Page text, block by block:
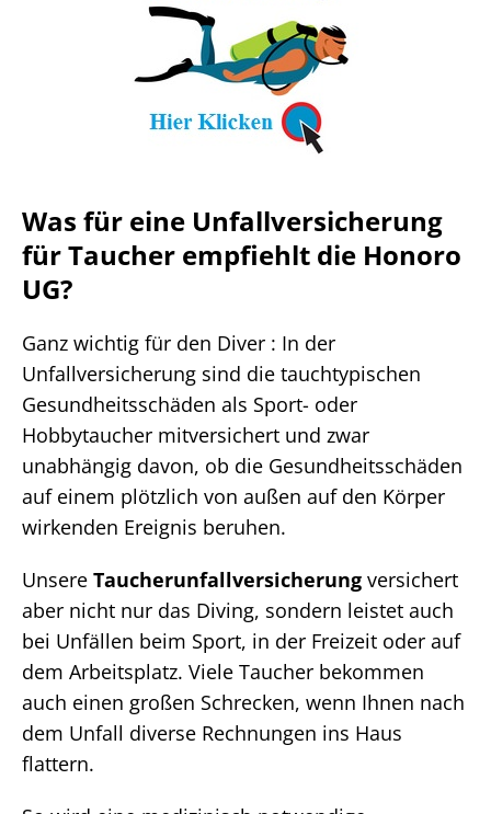
Was für eine Unfallversicherung
für Taucher empfiehlt die Honoro
UG?
Ganz wichtig für den Diver : In der
Unfallversicherung sind die tauchtypischen
Gesundheitsschäden als Sport- oder
Hobbytaucher mitversichert und zwar
unabhängig davon, ob die Gesundheitsschäden
auf einem plötzlich von außen auf den Körper
wirkenden Ereignis beruhen.
Unsere Taucherunfallversicherung versichert
aber nicht nur das Diving, sondern leistet auch
bei Unfällen beim Sport, in der Freizeit oder auf
dem Arbeitsplatz. Viele Taucher bekommen
auch einen großen Schrecken, wenn Ihnen nach
dem Unfall diverse Rechnungen ins Haus
flattern.